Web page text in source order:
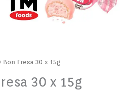
Bon Fresa 30 x 15g
30 x 15g